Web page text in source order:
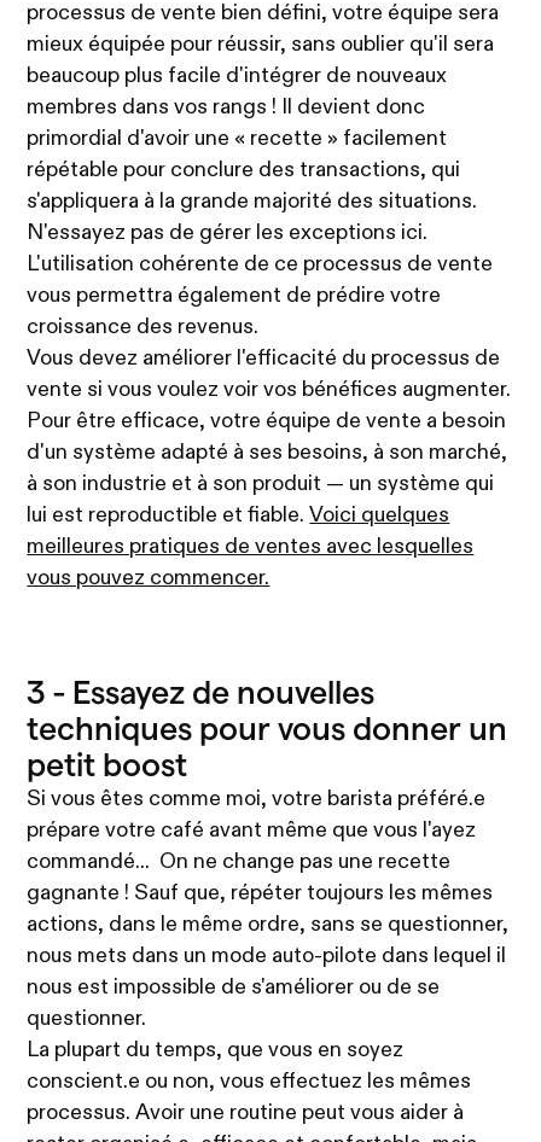
processus de vente bien défini, votre équipe sera
mieux équipée pour réussir, sans oublier qu'il sera
beaucoup plus facile d'intégrer de nouveaux
membres dans vos rangs ! Il devient donc
primordial d'avoir une « recette » facilement
répétable pour conclure des transactions, qui
s'appliquera à la grande majorité des situations.
N'essayez pas de gérer les exceptions ici.
L'utilisation cohérente de ce processus de vente
vous permettra également de prédire votre
croissance des revenus.
Vous devez améliorer l'efficacité du processus de
vente si vous voulez voir vos bénéfices augmenter.
Pour être efficace, votre équipe de vente a besoin
d'un système adapté à ses besoins, à son marché,
à son industrie et à son produit — un système qui
lui est reproductible et fiable.Voici quelques
meilleures pratiques de ventes avec lesquelles
vous pouvez commencer.
3 - Essayez de nouvelles
techniques pour vous donner un
petit boost
Si vous êtes comme moi, votre barista préféré.e
prépare votre café avant même que vous l'ayez
commandé... On ne change pas une recette
gagnante ! Sauf que, répéter toujours les mêmes
actions, dans le même ordre, sans se questionner,
nous mets dans un mode auto-pilote dans lequel il
nous est impossible de s'améliorer ou de se
questionner.
La plupart du temps, que vous en soyez
conscient.e ou non, vous effectuez les mêmes
processus. Avoir une routine peut vous aider à